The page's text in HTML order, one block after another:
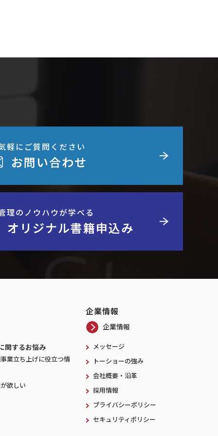
軽にご質問ください
お問い合わせ
理のノウハウが学べる
オリジナル書籍申込み
関するお悩み
業立ち上げに役立つ情
欲しい
企業情報
企業情報
メッセージ
トーショーの強み
会社概要・沿革
採用情報
プライバシーポリシー
セキュリティポリシー